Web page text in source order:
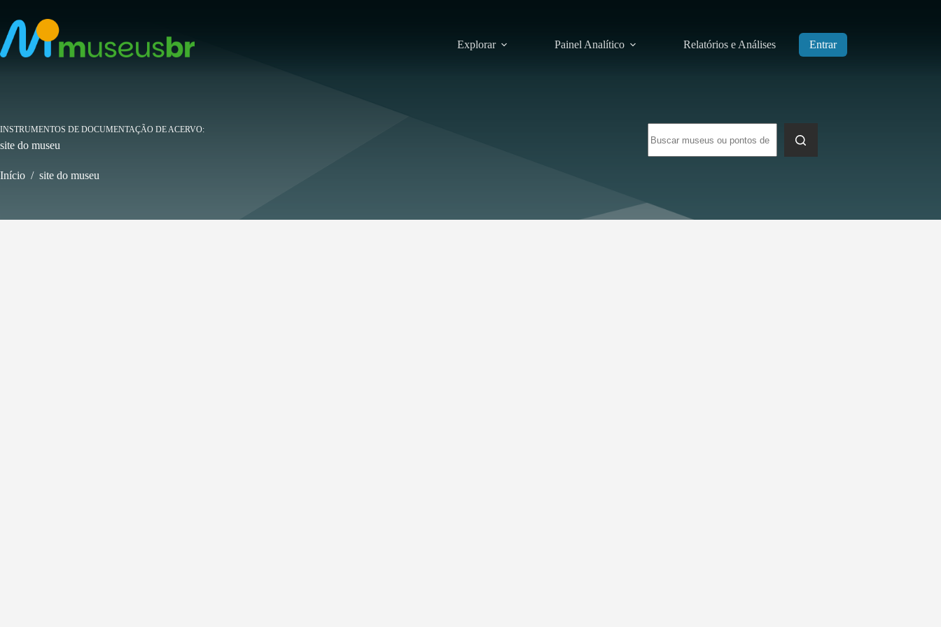
para
conteúdo
Explorar Painel Analítico Relatórios e Análises Entrar
resultados
INSTRUMENTOS DE DOCUMENTAÇÃO DE ACERVO
site do museu
Início / site do museu